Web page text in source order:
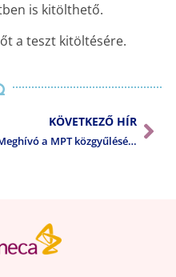
is kitölthető.
a teszt kitöltésére.
KÖVETKEZŐ HÍR
Meghívó a MPT közgyűlésére